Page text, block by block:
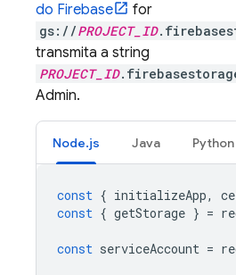
do Firebase for
gs://PROJECT_ID
transmita a string
PROJECT_ID
Admin.
Node.js Java Python
const { initializeApp,
const { getStorage } =
const serviceAccount =